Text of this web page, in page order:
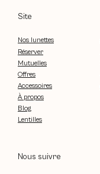
Site
Nos lunettes
Réserver
Mutuelles
Offres
Accessoires
À propos
Blog
Lentilles
Nous suivre